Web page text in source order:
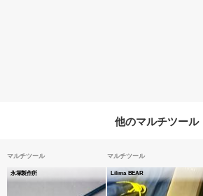
他のマルチツール
マルチツール
永塚製作所
マルチツール
Lilima BEAR